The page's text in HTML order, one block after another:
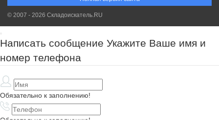
© 2007 - 2026 Складоискатель.RU
Написать сообщение Укажите Ваше имя и
номер телефона
Обязательно к заполнению!
Обязательно к заполнению!